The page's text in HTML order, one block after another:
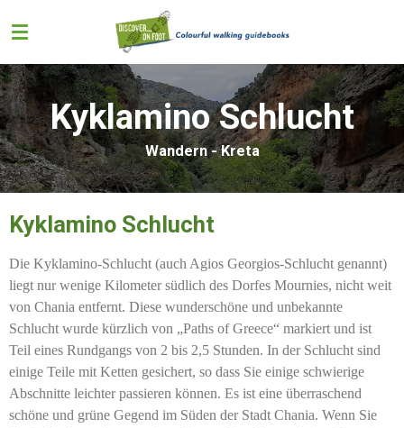
Hauptinhalt
springen
Kyklamino Schlucht
Wandern - Kreta
Kyklamino Schlucht
Die Kyklamino-Schlucht (auch Agios Georgios-Schlucht genannt)
liegt nur wenige Kilometer südlich des Dorfes Mournies, nicht weit
von Chania entfernt. Diese wunderschöne und unbekannte
Schlucht wurde kürzlich von „Paths of Greece“ markiert und ist
Teil eines Rundgangs von 2 bis 2,5 Stunden. In der Schlucht sind
einige Teile mit Ketten gesichert, so dass Sie einige schwierige
Abschnitte leichter passieren können. Es ist eine überraschend
schöne und grüne Gegend im Süden der Stadt Chania. Wenn Sie